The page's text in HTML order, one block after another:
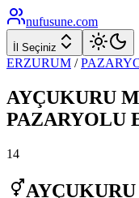
nufusune.com
İl Seçiniz
ERZURUM /
AYÇUKURU
PAZARYOLU
14
AYÇUKURU